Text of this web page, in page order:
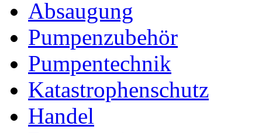
Absaugung
Pumpenzubehör
Pumpentechnik
Katastrophenschutz
Handel